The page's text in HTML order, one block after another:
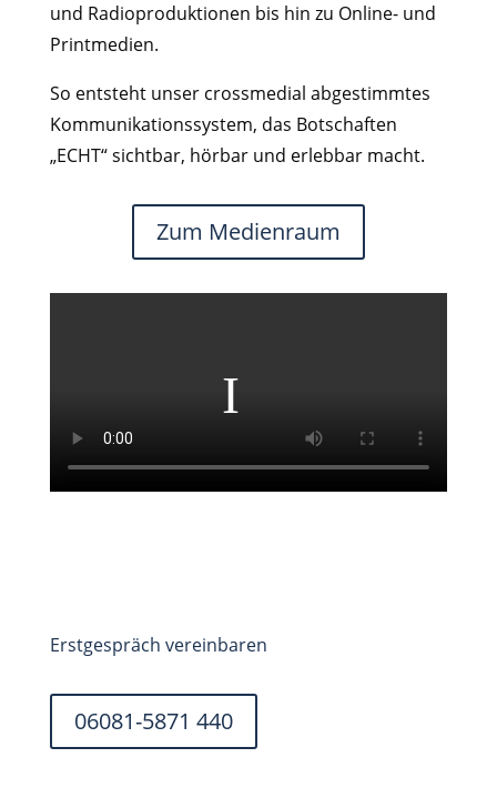
und Radioproduktionen bis hin zu Online- und
Printmedien.
So entsteht unser crossmedial abgestimmtes
Kommunikationssystem, das Botschaften
„ECHT“sichtbar, hörbar und erlebbar macht.
Zum Medienraum
Erstgespräch vereinbaren
06081-5871 440